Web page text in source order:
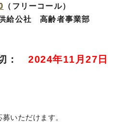
（フリーコール）
給公社 高齢者事業部
：2024年11月27日
いただけます。